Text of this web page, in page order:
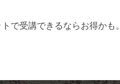
で受講できるならお得かも。